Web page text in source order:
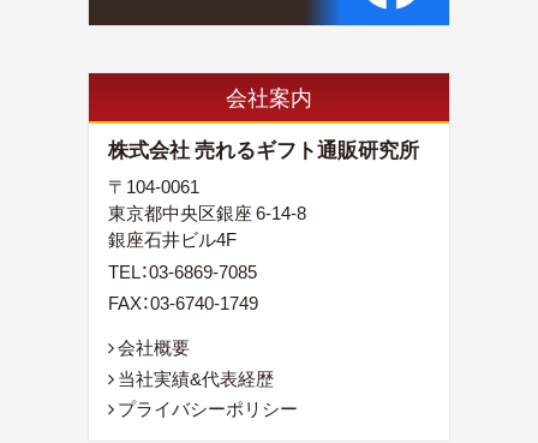
会社案内
株式会社 売れるギフト通販研究所
〒104-0061
東京都中央区銀座 6-14-8
銀座石井ビル4F
TEL：03-6869-7085
FAX：03-6740-1749
会社概要
当社実績&代表経歴
プライバシーポリシー